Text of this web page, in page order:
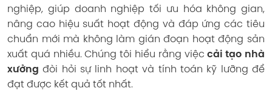
nghiệp, giúp doanh nghiệp tối ưu hóa không gian,
nâng cao hiệu suất hoạt động và đáp ứng các tiêu
chuẩn mới mà không làm gián đoạn hoạt động sản
xuất quá nhiều. Chúng tôi hiểu rằng việccải tạo nhà
xưởng đòi hỏi sự linh hoạt và tính toán kỹ lưỡng để
đạt được kết quả tốt nhất.